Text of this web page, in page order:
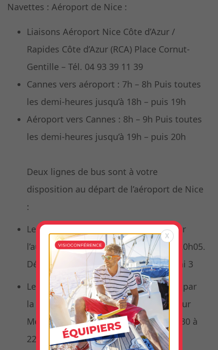
Navettes : Aéroport de Nice :
Liaisons Aéroport Nice Côte d’Azur /
Rapides Côte d’Azur (RCA) Place Cornut-
Gentille – Tél. 04 93 39 11 39
Cannes vers aéroport : 7h – 8h Puis toutes
les demi-heures jusqu’à 18h – puis 19h
Aéroport vers Cannes : 8h – 9h Puis toutes
les demi-heures jusqu’à 19h – puis 20h
Deux lignes de bus sont à votre
disposition au départ de l’aéroport de Nice
:
Le bus n°210 direct jusqu’à Cannes par
l’autoroute A8 tous les jours de 8h à 20h05.
Départ Terminal 1 et Terminal 2 – Quai 3
Le bus n°200 vous emmène à Cannes par
la RN7 via St Laurent du Var, Cagnes sur
Mer, Biot, Antibes et Golfe Juan de 7h30 à
22h en semaine et de 8h45 à 22h le
X